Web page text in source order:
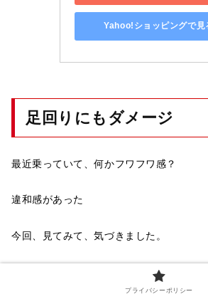
Yahoo!ショッピングで見
足回りにもダメージ
最近乗っていて、何かフワフワ感？
違和感があった
今回、見てみて、気づきました。
リアの両方ともブレーキ固着、フロント
プライバシーポリシー